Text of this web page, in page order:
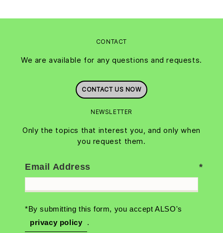
CONTACT
We are available for any questions and requests.
CONTACT US NOW
NEWSLETTER
Only the topics that interest you, and only when
you request them.
Email Address
*By submitting this form, you accept ALSO's
privacy policy
.